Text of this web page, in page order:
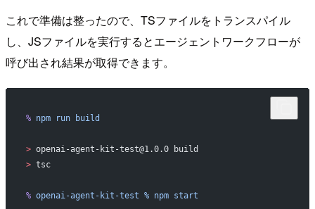
これで準備は整ったので、TSファイルをトランスパイル
し、JSファイルを実行するとエージェントワークフローが
呼び出され結果が取得できます。
% npm run build
> openai-agent-kit-test@1.0.0 build
> tsc
% openai-agent-kit-test % npm start